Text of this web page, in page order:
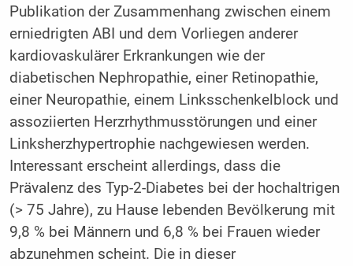
Publikation der Zusammenhang zwischen einem
erniedrigten ABI und dem Vorliegen anderer
kardiovaskulärer Erkrankungen wie der
diabetischen Nephropathie, einer Retinopathie,
einer Neuropathie, einem Linksschenkelblock und
assoziierten Herzrhythmusstörungen und einer
Linksherzhypertrophie nachgewiesen werden.
Interessant erscheint allerdings, dass die
Prävalenz des Typ-2-Diabetes bei der hochaltrigen
(> 75 Jahre), zu Hause lebenden Bevölkerung mit
9,8 % bei Männern und 6,8 % bei Frauen wieder
abzunehmen scheint. Die in dieser